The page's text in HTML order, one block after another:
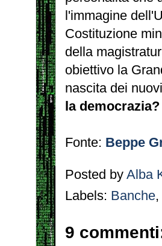
l'immagine
Costituzione
della
obiettivo la
nascita dei
la democrazia?
Fonte: Beppe
Posted by Alba
Labels: Banche,
9